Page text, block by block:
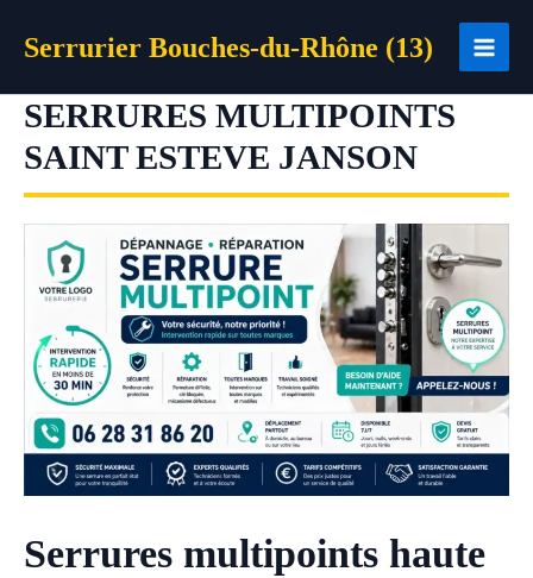
Serrurier Bouches-du-Rhône (13)
SERRURES MULTIPOINTS
SAINT ESTEVE JANSON
Serrures multipoints haute